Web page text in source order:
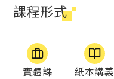
課程形式
實體課 紙本講義